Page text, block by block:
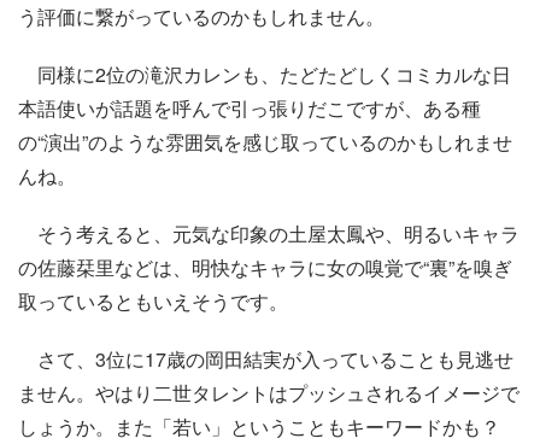
う評価に繋がっているのかもしれません。
同様に2位の滝沢カレンも、たどたどしくコミカルな日
本語使いが話題を呼んで引っ張りだこですが、ある種
の“演出”のような雰囲気を感じ取っているのかもしれませ
んね。
そう考えると、元気な印象の土屋太鳳や、明るいキャラ
の佐藤栞里などは、明快なキャラに女の嗅覚で“裏”を嗅ぎ
取っているともいえそうです。
さて、3位に17歳の岡田結実が入っていることも見逃せ
ません。やはり二世タレントはプッシュされるイメージで
しょうか。また「若い」ということもキーワードかも？